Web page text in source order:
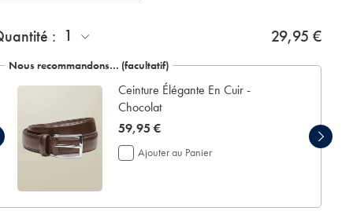
: 1 29,95 €
Nous recommandons… (facultatif)
Ceinture Élégante En Cuir -
Chocolat
now
59,95
€
59,95 €
Ajouter au Panier